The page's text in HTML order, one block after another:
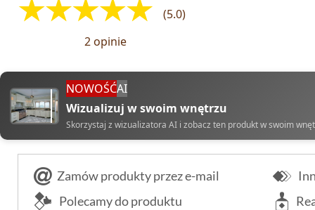
(5.0)
2 opinie
NOWOŚĆAI
Wizualizuj w swoim wnętrzu
Skorzystaj z wizualizatora AI i zobacz ten produkt w swoim
Zamów produkty przez e-mail
Polecamy do produktu